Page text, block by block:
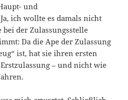
und
ich wollte es damals nicht
der Zulassungsstelle
Da die Ape der Zulassung
ist, hat sie ihren ersten
– und nicht wie